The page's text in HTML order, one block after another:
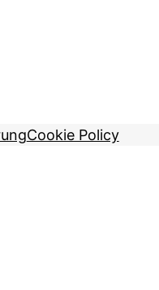
Cookie Policy